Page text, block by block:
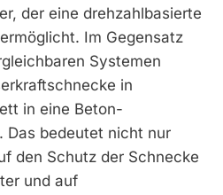
der eine drehzahlbasierte
Im Gegensatz
Systemen
in
in eine Beton-
Das bedeutet nicht nur
den Schutz der Schnecke
und auf